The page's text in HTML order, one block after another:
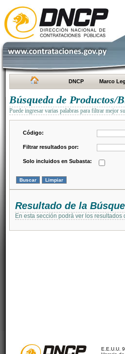
DNCP Marco
Búsqueda de Productos/
Puede ingresar varias palabras para filtrar mejor
Código:
Filtrar resultados por:
Solo incluidos en Subasta:
Resultado de la
En esta sección podrá ver los
E.E.U.U.